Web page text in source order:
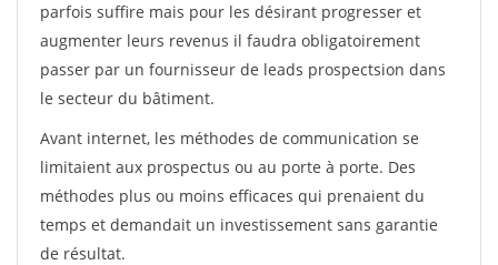
parfois suffire mais pour les désirant progresser et
augmenter leurs revenus il faudra obligatoirement
passer par un fournisseur de leads prospectsion dans
le secteur du bâtiment.
Avant internet, les méthodes de communication se
limitaient aux prospectus ou au porte à porte. Des
méthodes plus ou moins efficaces qui prenaient du
temps et demandait un investissement sans garantie
de résultat.